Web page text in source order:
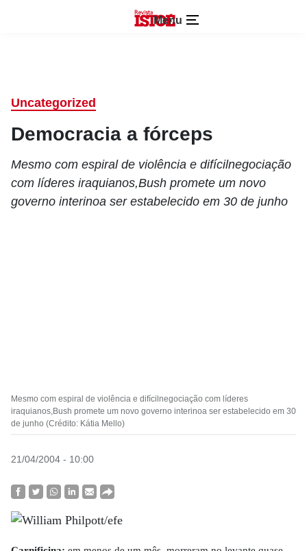
Menu
Uncategorized
Democracia a fórceps
Mesmo com espiral de violência e difícilnegociação
com líderes iraquianos,Bush promete um novo
governo interinoa ser estabelecido em 30 de junho
Mesmo com espiral de violência e difícilnegociação com líderes
iraquianos,Bush promete um novo governo interinoa ser estabelecido em 30
de junho (Crédito: Kátia Mello)
21/04/2004 - 10:00